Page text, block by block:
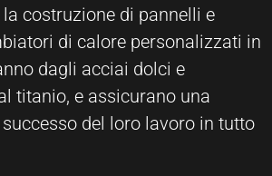
costruzione di pannelli e
di calore personalizzati in
dagli acciai dolci e
titanio, e assicurano una
del loro lavoro in tutto